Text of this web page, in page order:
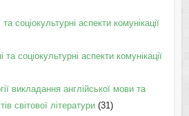
та соціокультурні аспекти комунікації
та соціокультурні аспекти комунікації
викладання англійської мови та
світової літератури(31)